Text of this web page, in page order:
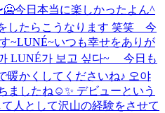
🥶今日本当に楽しかったよん^
したらこうなります 笑笑 今
~LUNÉ~いつも幸せをありが
LUNÉ가 보고 싶다~ 今日も
暖かくしてくださいね♪ 오야
ましたね☺️✨ デビューという
人として沢山の経験をさせて